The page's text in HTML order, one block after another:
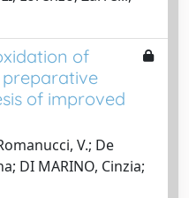
of
preparative
of improved
V.; De
DI MARINO, Cinzia;